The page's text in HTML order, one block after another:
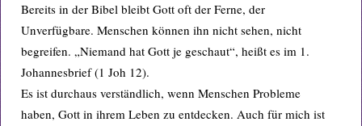
Bereits in der Bibel bleibt Gott oft der Ferne, der
Unverfügbare. Menschen können ihn nicht sehen, nicht
begreifen. „Niemand hat Gott je geschaut“, heißt es im 1.
Johannesbrief (1 Joh 12).
Es ist durchaus verständlich, wenn Menschen Probleme
haben, Gott in ihrem Leben zu entdecken. Auch für mich ist